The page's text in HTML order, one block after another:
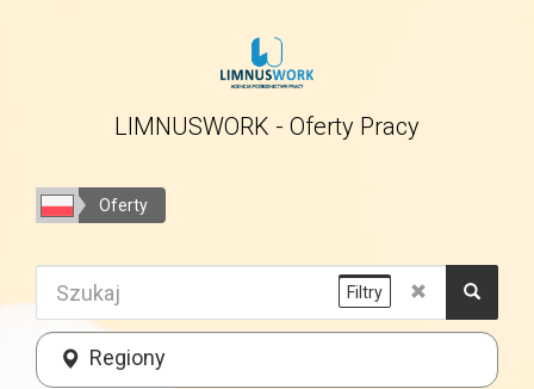
LIMNUSWORK - Oferty Pracy
Oferty
Regiony
Filtry